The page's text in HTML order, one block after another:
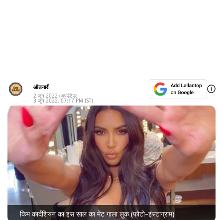
ऑडनारी
2 जून 2022 (अपडेटेड:
3 जून 2022, 07:17 PM IST)
किम कार्दशियन का इस साल का मेट गाला लुक (फोटो–इंस्टाग्राम)